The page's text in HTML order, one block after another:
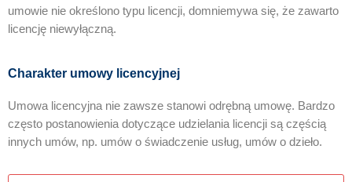
umowie nie określono typu licencji, domniemywa się, że zawarto
licencję niewyłączną.
Charakter umowy licencyjnej
Umowa licencyjna nie zawsze stanowi odrębną umowę. Bardzo
często postanowienia dotyczące udzielania licencji są częścią
innych umów, np. umów o świadczenie usług, umów o dzieło.